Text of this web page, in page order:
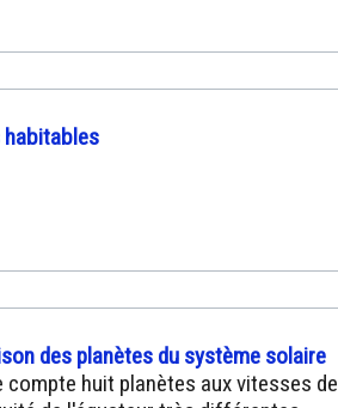
habitables
des planètes du système solaire
compte huit planètes aux vitesses de